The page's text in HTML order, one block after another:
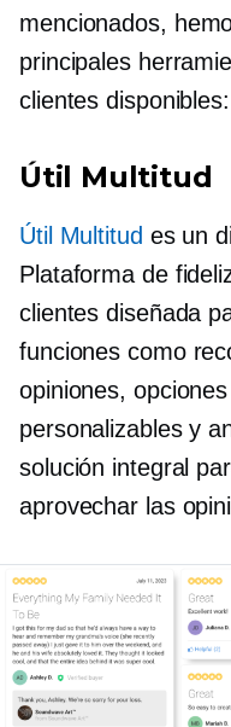
mencionados,
principales
clientes disponibles:
Útil Multitud
Útil Multitud es un
Plataforma de
clientes diseñada
funciones como
opiniones,
personalizables y
solución integral
aprovechar las